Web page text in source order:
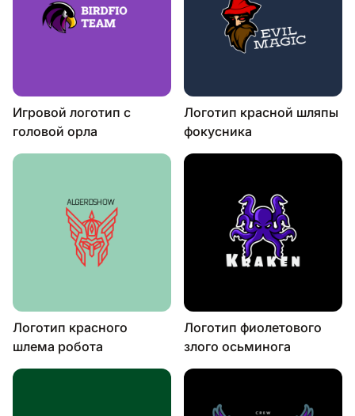
Игровой логотип с
головой орла
Логотип красной шляпы
фокусника
Логотип красного
шлема робота
Логотип фиолетового
злого осьминога